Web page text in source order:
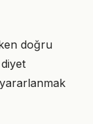
doğru